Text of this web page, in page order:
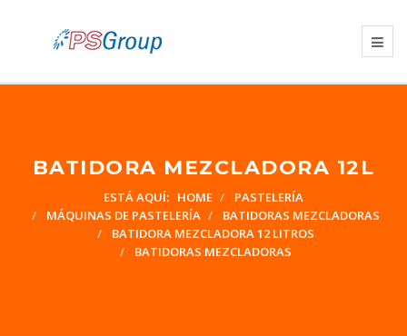
BATIDORA MEZCLADORA 12L
ESTÁ AQUÍ: HOME
PASTELERÍA
MÁQUINAS DE PASTELERÍA
BATIDORAS MEZCLADORAS
BATIDORA MEZCLADORA 12 LITROS
BATIDORAS MEZCLADORAS